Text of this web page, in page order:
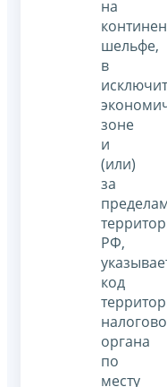
на
шельфе,
в
зоне
и
(или)
за
РФ,
код
органа
по
месту